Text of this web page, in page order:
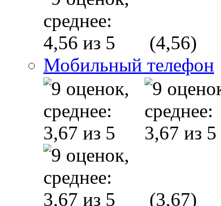
(4,56)
Мобильный телефон
(3,67)